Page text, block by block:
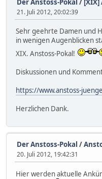
Der Anstoss-Pokal / [XIX]
21. Juli 2012, 20:02:39
Sehr geehrte Damen und
in wenigen Augenblicken
XIX. Anstoss-Pokal!
Diskussionen und
https://www.anstoss-
Herzlichen Dank.
Der Anstoss-Pokal /
20. Juli 2012, 19:42:31
Hier werden aktuelle